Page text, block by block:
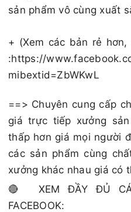
sản phẩm vô cùng xuất
+ (Xem các bản rẻ
:https://
mibextid=ZbWKwL
==> Chuyên cung cấp
giá trực tiếp xưởng
thấp hơn giá mọi người
các sản phẩm cùng
xưởng khác nhau giá có
🔴 XEM ĐẦY ĐỦ
FACEBOOK: